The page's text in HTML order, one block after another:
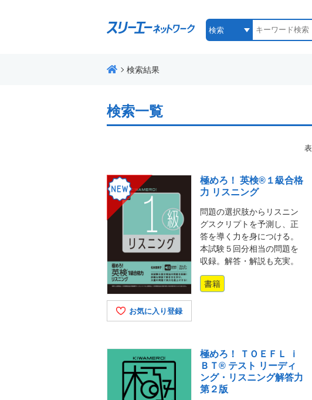
検索結果
検索一覧
お気に入り登録
極めろ！ 英検®１級合格
力 リスニング
問題の選択肢からリスニン
グスクリプトを予測し、正
答を導く力を身につける。
本試験５回分相当の問題を
収録。解答・解説も充実。
書籍
極めろ！ ＴＯＥＦＬ ｉ
ＢＴ® テスト リーディ
ング・リスニング解答力
第２版